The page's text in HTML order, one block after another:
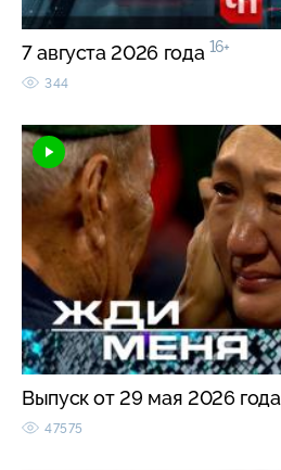
7 августа 2026 года 16+
344
Выпуск от 29 мая 2026 года
47575